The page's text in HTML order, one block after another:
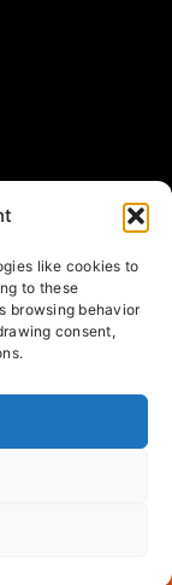
like cookies to
to these
browsing behavior
consent,
限公司 | 版權